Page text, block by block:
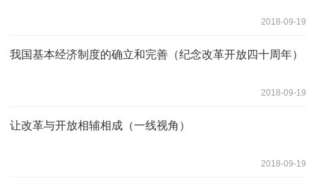
2018-09-19
我国基本经济制度的确立和完善（纪念改革开放四十周年）
2018-09-19
让改革与开放相辅相成（一线视角）
2018-09-19